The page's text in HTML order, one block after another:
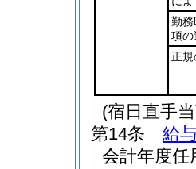
勤務
項の
正規
(宿日直手
第14条
給
会計年度